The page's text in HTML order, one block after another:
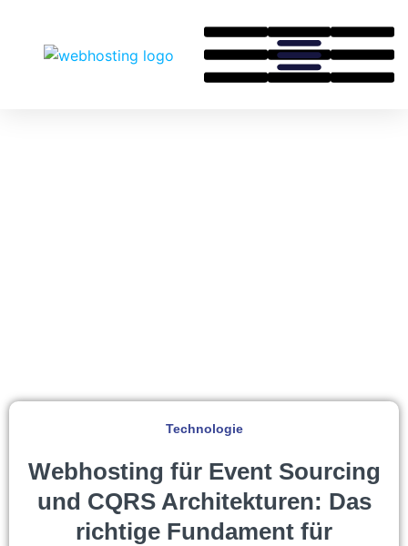
Technologie
Webhosting für Event Sourcing
und CQRS Architekturen: Das
richtige Fundament für